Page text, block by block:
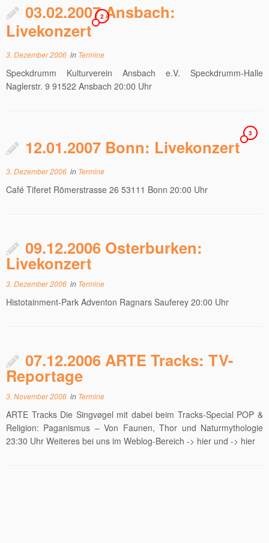
03.02.2007 Ansbach:
Livekonzert
2
3. Dezember 2006 in Termine
Speckdrumm Kulturverein Ansbach e.V. Speckdrumm-Halle
Naglerstr. 9 91522 Ansbach 20:00 Uhr
12.01.2007 Bonn: Livekonzert
3
3. Dezember 2006 in Termine
Café Tiferet Römerstrasse 26 53111 Bonn 20:00 Uhr
09.12.2006 Osterburken:
Livekonzert
3. Dezember 2006 in Termine
Histotainment-Park Adventon Ragnars Sauferey 20:00 Uhr
07.12.2006 ARTE Tracks: TV-
Reportage
3. November 2006 in Termine
ARTE Tracks Die Singvøgel mit dabei beim Tracks-Special POP &
Religion: Paganismus – Von Faunen, Thor und Naturmythologie
23:30 Uhr Weiteres bei uns im Weblog-Bereich -> hier und -> hier